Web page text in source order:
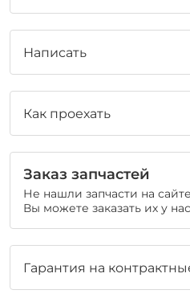
Написать
Как проехать
Заказ запчастей
Не нашли запчасти на
Вы можете заказать их у
Гарантия на